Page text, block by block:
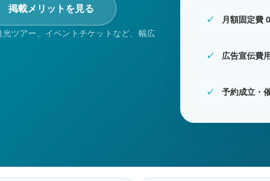
掲載メリットを見る
ツアー、イベントチケットなど、幅広
月額固定費
広告宣伝費
予約成立・